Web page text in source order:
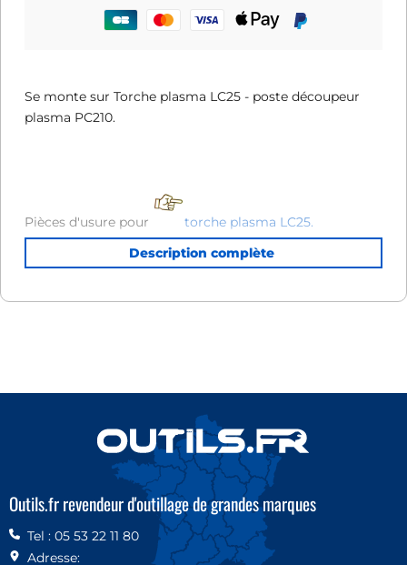
Se monte sur Torche plasma LC25 - poste découpeur
plasma PC210.
Pièces d'usure pour torche plasma LC25.
Diffuseur de gaz sous blister de 3 pièces.
Outils.fr revendeur d'outillage de grandes marques
Tel : 05 53 22 11 80
Adresse: